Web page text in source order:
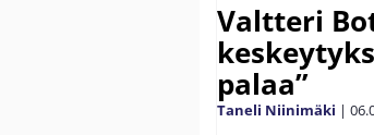
Valtteri
palaa”
Taneli Niinimäki |